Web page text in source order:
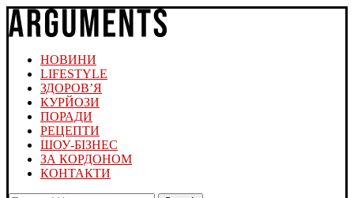
НОВИНИ
LIFESTYLE
ЗДОРОВ’Я
КУРЙОЗИ
ПОРАДИ
РЕЦЕПТИ
ШОУ-БІЗНЕС
ЗА КОРДОНОМ
КОНТАКТИ